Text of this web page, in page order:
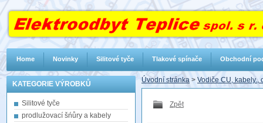
KATEGORIE VÝROBKŮ
Silitové tyče
prodlužovací šńůry a kabely
Úvodní stránka > Vodiče CU, kabely.,
Zpět
Home Novinky Silitové tyče Tlakové spínače Obchodní